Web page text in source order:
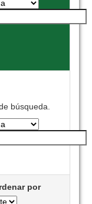
búsqueda.
por